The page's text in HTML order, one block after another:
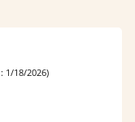
1/18/2026)